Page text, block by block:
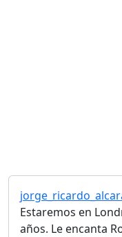
Estaremos en
años. Le encanta